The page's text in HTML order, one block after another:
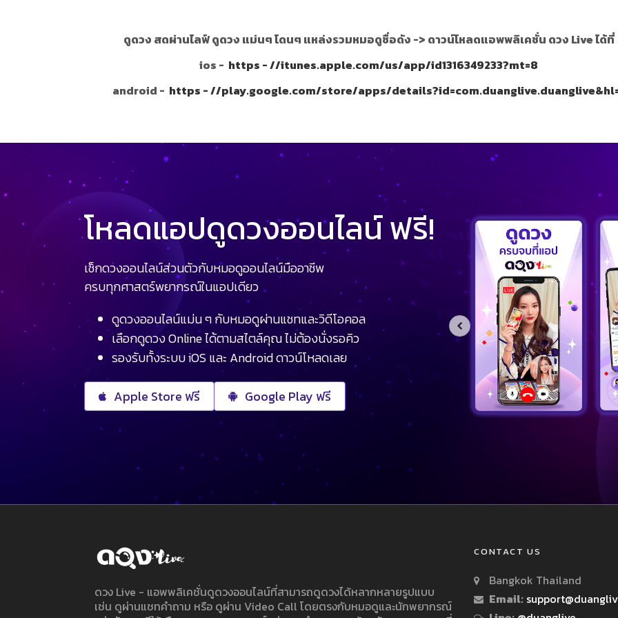
ดูดวง สดผ่านไลฟ์ ดูดวง แม่นๆ โดนๆ แหล่งรวมหมอดูชื่อดัง -> ดาวน์โหลดแอพพลิเคชั่น ดวง Live ได้ที่
ios - https - //itunes.apple.com/us/app/id1316349233?mt=8
android - https - //play.google.com/store/apps/
โหลดแอปดูดวงออนไลน์ ฟรี!
เช็กดวงออนไลน์ส่วนตัวกับหมอดูออนไลน์มืออาชีพ
ครบทุกศาสตร์พยากรณ์ในแอปเดียว
ดูดวงออนไลน์แม่น ๆ กับหมอดูผ่านแชทและวิดีโอคอล
เลือกดูดวง Online ได้ตามสไตล์คุณ ไม่ต้องนั่งรอคิว
รองรับทั้งระบบ iOS และ Android ดาวน์โหลดเลย
Apple Store ฟรี Google Play ฟรี
ดวง Live - แอพพลิเคชั่นดูดวงออนไลน์ที่สามารถดูดวงได้หลากหลายรูปแบบ
เช่น ดูผ่านแชทคำถาม หรือ ดูผ่าน Video Call โดยตรงกับหมอดูและนักพยากรณ์
CONTACT US
Bangkok Thailand
Email: